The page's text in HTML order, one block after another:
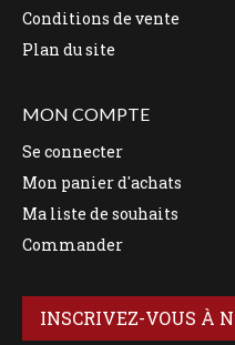
Conditions de vente
Plan du site
MON COMPTE
Se connecter
Mon panier d'achats
Ma liste de souhaits
Commander
INSCRIVEZ-VOUS À